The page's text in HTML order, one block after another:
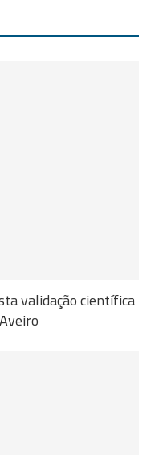
validação científica